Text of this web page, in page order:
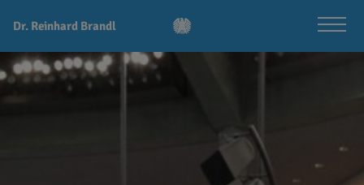
Dr. Reinhard Brandl